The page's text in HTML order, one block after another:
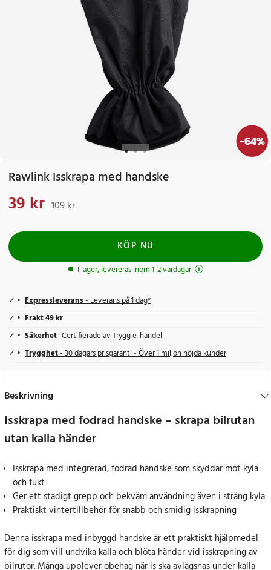
-64%
Rawlink Isskrapa med handske
Nuvarande pris
39 kr 109 kr
KÖP NU
I lager, levereras inom 1-2 vardagar
Expressleverans- Leverans på 1 dag*
Frakt 49 kr
Säkerhet- Certifierade av Trygg e-handel
Trygghet- 30 dagars prisgaranti - Över 1 miljon nöjda kunder
Beskrivning
Isskrapa med fodrad handske – skrapa bilrutan
utan kalla händer
Isskrapa med integrerad, fodrad handske som skyddar mot kyla
och fukt
Ger ett stadigt grepp och bekväm användning även i sträng kyla
Praktiskt vintertillbehör för snabb och smidig isskrapning
Denna isskrapa med inbyggd handske är ett praktiskt hjälpmedel
för dig som vill undvika kalla och blöta händer vid isskrapning av
bilrutor. Många upplever obehag när is ska avlägsnas under kalla